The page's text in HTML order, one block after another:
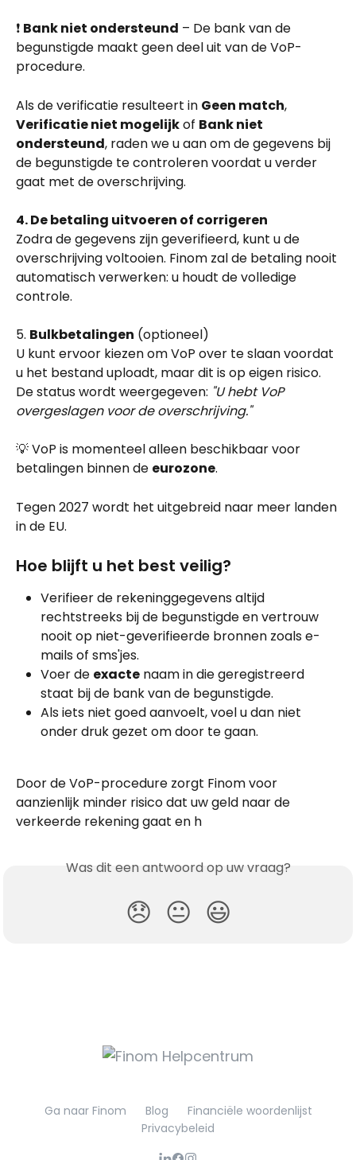
❗ Bank niet ondersteund – De bank van de
begunstigde maakt geen deel uit van de VoP-
procedure.
Als de verificatie resulteert in Geen match,
Verificatie niet mogelijk of Bank niet
ondersteund, raden we u aan om de gegevens bij
de begunstigde te controleren voordat u verder
gaat met de overschrijving.
4. De betaling uitvoeren of corrigeren
Zodra de gegevens zijn geverifieerd, kunt u de
overschrijving voltooien. Finom zal de betaling nooit
automatisch verwerken: u houdt de volledige
controle.
5. Bulkbetalingen (optioneel)
U kunt ervoor kiezen om VoP over te slaan voordat
u het bestand uploadt, maar dit is op eigen risico.
De status wordt weergegeven: "U hebt VoP
overgeslagen voor de overschrijving."
💡 VoP is momenteel alleen beschikbaar voor
betalingen binnen de eurozone.
Tegen 2027 wordt het uitgebreid naar meer landen
in de EU.
Hoe blijft u het best veilig?
Verifieer de rekeninggegevens altijd
rechtstreeks bij de begunstigde en vertrouw
nooit op niet-geverifieerde bronnen zoals e-
mails of sms'jes.
Voer de exacte naam in die geregistreerd
staat bij de bank van de begunstigde.
Als iets niet goed aanvoelt, voel u dan niet
onder druk gezet om door te gaan.
Door de VoP-procedure zorgt Finom voor
aanzienlijk minder risico dat uw geld naar de
verkeerde rekening gaat en h
Was dit een antwoord op uw vraag?
😞 😐 😃
Ga naar Finom Blog
Financiële woordenlijst
Privacybeleid